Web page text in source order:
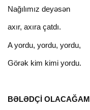
Nağılımız deyəsən
axır, axıra çatdı.
A yordu, yordu, yordu,
Görək kim kimi yordu.
BƏLƏDÇİ OLACAĞAM